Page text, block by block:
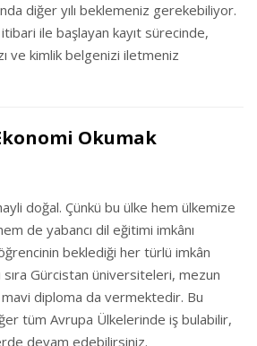
diğer yılı beklemeniz gerekebiliyor.
ile başlayan kayıt sürecinde,
ve kimlik belgenizi iletmeniz
Okumak
doğal. Çünkü bu ülke hem ülkemize
de yabancı dil eğitimi imkânı
beklediği her türlü imkân
sıra Gürcistan üniversiteleri, mezun
diploma da vermektedir. Bu
tüm Avrupa Ülkelerinde iş bulabilir,
devam edebilirsiniz.